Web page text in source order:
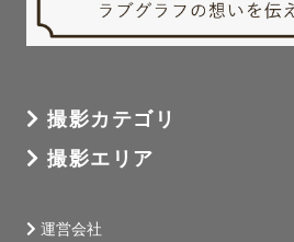
✿✈️県外撮影について✿
全国ご依頼承っております❀
▹◃ 過去の撮影都道府県 ▹◃
玉 /千葉 / 茨城
撮影カテゴリ
撮影エリア
運営会社